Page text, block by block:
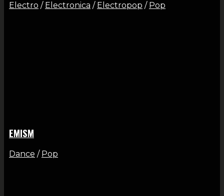
Electro / Electronica / Electropop / Pop
EMISM
Dance / Pop